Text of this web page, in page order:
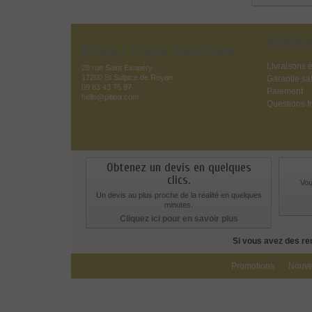
Pitipa / France Satellicare
28 rue Saint Exupéry
17200 St Sulpice de Royan
09 83 43 75 97
hello@pitipa.com
Livraisons
Garantie
Paiement
Questions
Obtenez un devis en quelques
clics.
Un devis au plus proche de la réalité en quelques
minutes.
Cliquez ici pour en savoir plus
Si vous avez des
Promotions